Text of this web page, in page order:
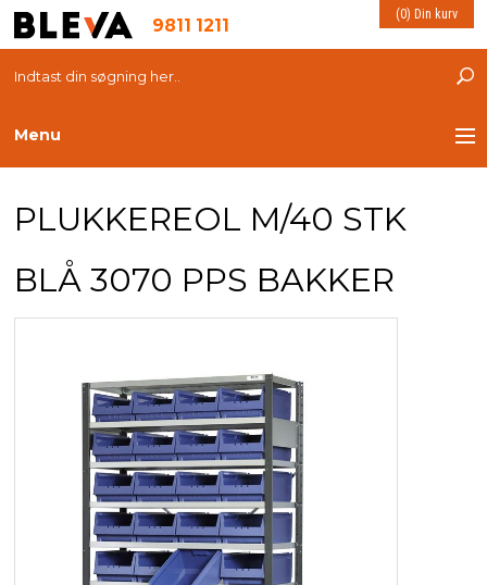
9811 1211 (0) Din kurv
Menu
ESD PRODUKTER
MILJØ OG VELFÆRD
PLUKKEREOL M/40 STK
BLÅ 3070 PPS BAKKER